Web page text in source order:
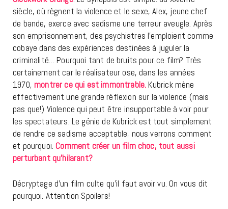
siècle, où règnent la violence et le sexe, Alex, jeune chef
de bande, exerce avec sadisme une terreur aveugle. Après
son emprisonnement, des psychiatres l’emploient comme
cobaye dans des expériences destinées à juguler la
criminalité… Pourquoi tant de bruits pour ce film? Très
certainement car le réalisateur ose, dans les années
1970, montrer ce qui est immontrable. Kubrick mène
effectivement une grande réflexion sur la violence (mais
pas que!) Violence qui peut être insupportable à voir pour
les spectateurs. Le génie de Kubrick est tout simplement
de rendre ce sadisme acceptable, nous verrons comment
et pourquoi. Comment créer un film choc, tout aussi
perturbant qu’hilarant?
Décryptage d’un film culte qu’il faut avoir vu. On vous dit
pourquoi. Attention Spoilers!